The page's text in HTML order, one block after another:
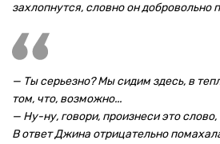
захлопнутся, словно он добровольно
— Ты серьезно? Мы сидим здесь, в
том, что, возможно...
— Ну-ну, говори, произнеси это
В ответ Джина отрицательно